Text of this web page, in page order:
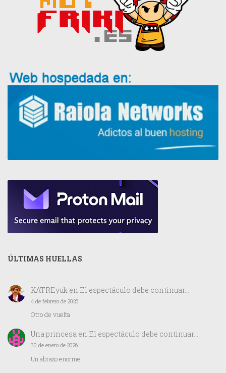
ÚLTIMAS HUELLAS
KATREyuk en El espectáculo debe continuar…
4 de febrero de 2026
Otro de vuelta
Una princesaen El espectáculo debe continuar…
30 de enero de 2026
Un abrazo enorme